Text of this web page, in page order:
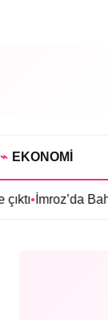
⌁ EKONOMİ
Bahar’ın afişi